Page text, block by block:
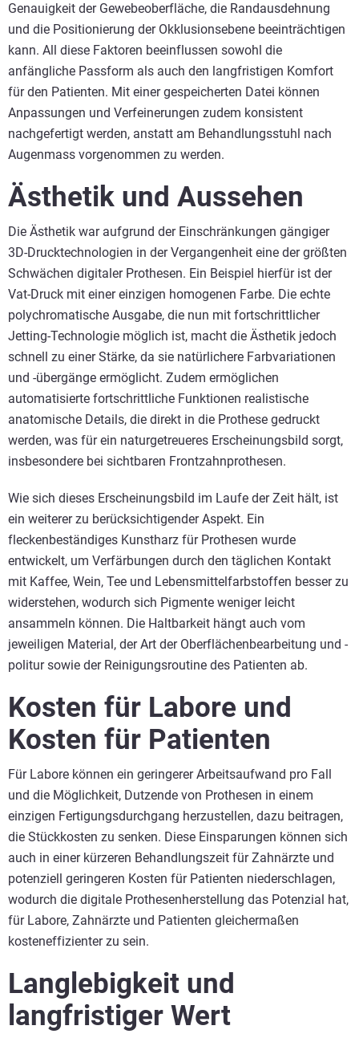
Genauigkeit der Gewebeoberfläche, die Randausdehnung
und die Positionierung der Okklusionsebene beeinträchtigen
kann. All diese Faktoren beeinflussen sowohl die
anfängliche Passform als auch den langfristigen Komfort
für den Patienten. Mit einer gespeicherten Datei können
Anpassungen und Verfeinerungen zudem konsistent
nachgefertigt werden, anstatt am Behandlungsstuhl nach
Augenmass vorgenommen zu werden.
Ästhetik und Aussehen
Die Ästhetik war aufgrund der Einschränkungen gängiger
3D-Drucktechnologien in der Vergangenheit eine der größten
Schwächen digitaler Prothesen. Ein Beispiel hierfür ist der
Vat-Druck mit einer einzigen homogenen Farbe. Die echte
polychromatische Ausgabe, die nun mit fortschrittlicher
Jetting-Technologie möglich ist, macht die Ästhetik jedoch
schnell zu einer Stärke, da sie natürlichere Farbvariationen
und -übergänge ermöglicht. Zudem ermöglichen
automatisierte fortschrittliche Funktionen realistische
anatomische Details, die direkt in die Prothese gedruckt
werden, was für ein naturgetreueres Erscheinungsbild sorgt,
insbesondere bei sichtbaren Frontzahnprothesen.
Wie sich dieses Erscheinungsbild im Laufe der Zeit hält, ist
ein weiterer zu berücksichtigender Aspekt. Ein
fleckenbeständiges Kunstharz für Prothesen wurde
entwickelt, um Verfärbungen durch den täglichen Kontakt
mit Kaffee, Wein, Tee und Lebensmittelfarbstoffen besser zu
widerstehen, wodurch sich Pigmente weniger leicht
ansammeln können. Die Haltbarkeit hängt auch vom
jeweiligen Material, der Art der Oberflächenbearbeitung und -
politur sowie der Reinigungsroutine des Patienten ab.
Kosten für Labore und
Kosten für Patienten
Für Labore können ein geringerer Arbeitsaufwand pro Fall
und die Möglichkeit, Dutzende von Prothesen in einem
einzigen Fertigungsdurchgang herzustellen, dazu beitragen,
die Stückkosten zu senken. Diese Einsparungen können sich
auch in einer kürzeren Behandlungszeit für Zahnärzte und
potenziell geringeren Kosten für Patienten niederschlagen,
wodurch die digitale Prothesenherstellung das Potenzial hat,
für Labore, Zahnärzte und Patienten gleichermaßen
kosteneffizienter zu sein.
Langlebigkeit und
langfristiger Wert